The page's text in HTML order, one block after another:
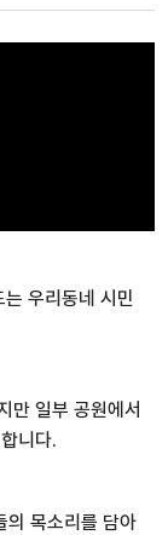
우리동네 시민
만 일부 공원에서
니다.
의 목소리를 담아